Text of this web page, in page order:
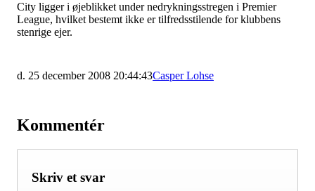
City ligger i øjeblikket under nedrykningsstregen i Premier
League, hvilket bestemt ikke er tilfredsstilende for klubbens
stenrige ejer.
d. 25 december 2008 20:44:43Casper Lohse
Kommentér
Skriv et svar